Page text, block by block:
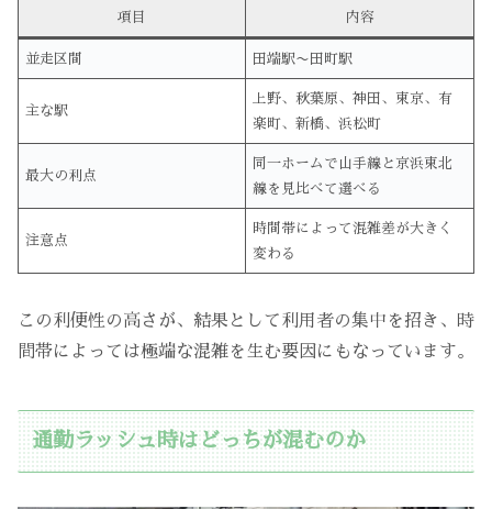
項目 内容
並走区間 田端駅〜田町駅
主な駅
上野、秋葉原、神田、東京、有
楽町、新橋、浜松町
最大の利点
同一ホームで山手線と京浜東北
線を見比べて選べる
注意点
時間帯によって混雑差が大きく
変わる
この利便性の高さが、結果として利用者の集中を招き、時
間帯によっては極端な混雑を生む要因にもなっています。
通勤ラッシュ時はどっちが混むのか